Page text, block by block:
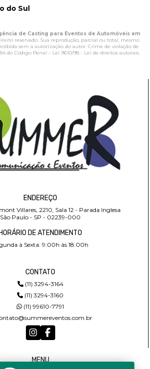
do Sul
de Casting para Eventos de Automóveis em
reservado. Sua reprodução, parcial ou total, mesmo
sem a autorização do autor. Crime de violação de
do Código Penal – Lei 9610/98 - Lei de direitos autorais.
ENDEREÇO
Villares, 2210, Sala 12 - Parada Inglesa
São Paulo - SP - 02239-000
HORÁRIO DE ATENDIMENTO
à Sexta: 9:00h às 18:00h
CONTATO
(11) 3294-3164
(11) 3294-3160
(11) 99610-7791
MENU